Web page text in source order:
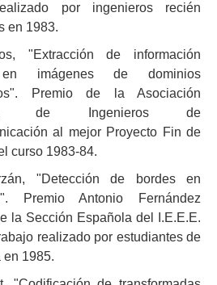
por ingenieros recién
en 1983.
"Extracción de información
imágenes de dominios
Premio de la Asociación
de Ingenieros de
al mejor Proyecto Fin de
curso 1983-84.
"Detección de bordes en
Premio Antonio Fernández
la Sección Española del I.E.E.E.
realizado por estudiantes de
en 1985.